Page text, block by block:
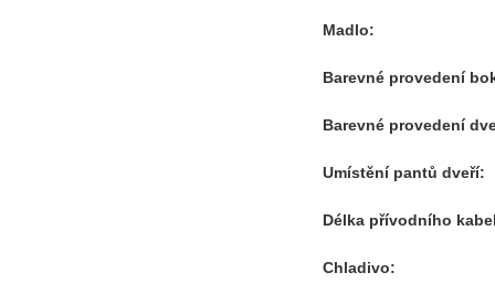
Madlo:
Barevné provedení
Barevné provedení
Umístění pantů dveří:
Délka přívodního
Chladivo: